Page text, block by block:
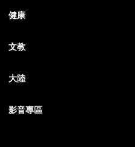
健康
文教
大陸
影音專區